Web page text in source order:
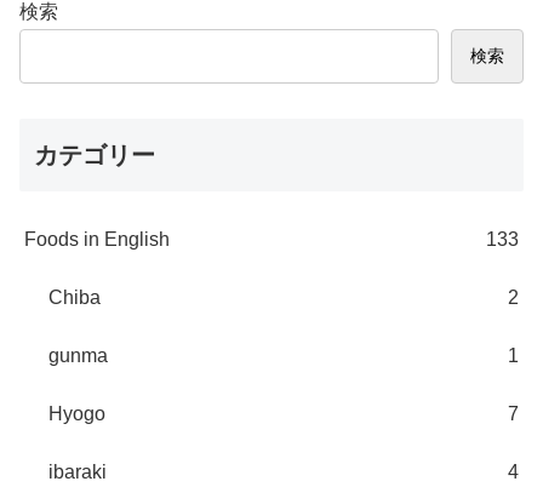
検索
検索
カテゴリー
Foods in English 133
Chiba 2
gunma 1
Hyogo 7
ibaraki 4